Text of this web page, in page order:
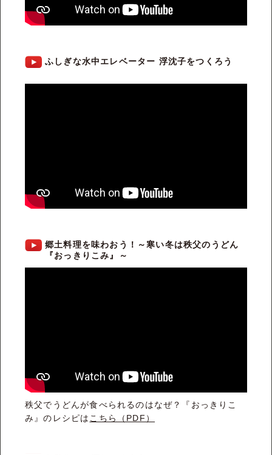
ふしぎな水中エレベーター 浮沈子をつくろう
郷土料理を味わおう！～寒い冬は秩父のうどん
『おっきりこみ』～
秩父でうどんが食べられるのはなぜ？『おっきりこ
み』のレシピはこちら（PDF）